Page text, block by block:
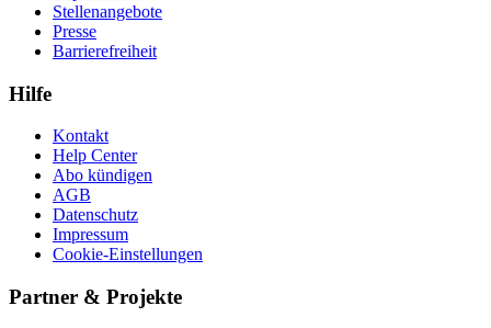
Stellenangebote
Presse
Barrierefreiheit
Hilfe
Kontakt
Help Center
Abo kündigen
AGB
Datenschutz
Impressum
Cookie-Einstellungen
Partner & Projekte